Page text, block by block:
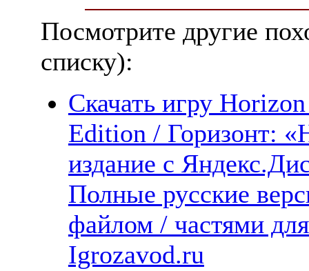
Посмотрите другие
списку):
Скачать игру
Edition / Горизонт:
издание с
Полные русские
файлом / частями
Igrozavod.ru